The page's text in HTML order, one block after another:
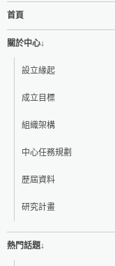
首頁
關於中心↓
設立緣起
成立目標
組織架構
中心任務規劃
歷屆資料
研究計畫
熱門話題↓